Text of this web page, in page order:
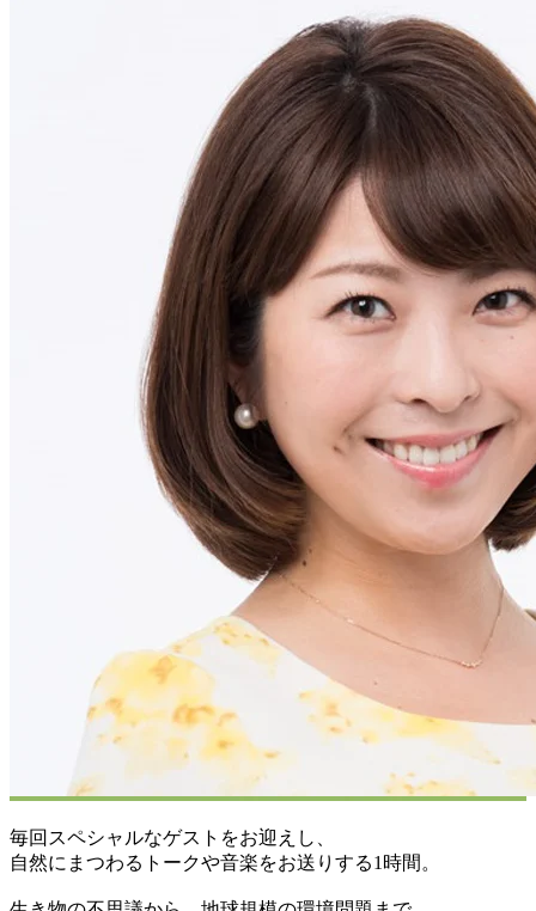
毎回スペシャルなゲストをお迎えし、
自然にまつわるトークや音楽をお送りする1時間。